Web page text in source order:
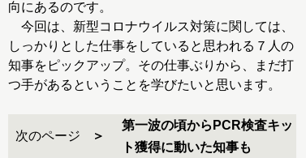
向にあるのです。
今回は、新型コロナウイルス対策に関しては、
しっかりとした仕事をしていると思われる７人の
知事をピックアップ。その仕事ぶりから、まだ打
つ手があるということを学びたいと思います。
次のページ
第一波の頃からPCR検査キッ
ト獲得に動いた知事も